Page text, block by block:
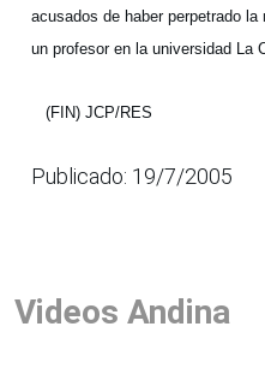
acusados de haber perpetrado
un profesor en la universidad La
(FIN) JCP/RES
Publicado: 19/7/2005
Videos Andina